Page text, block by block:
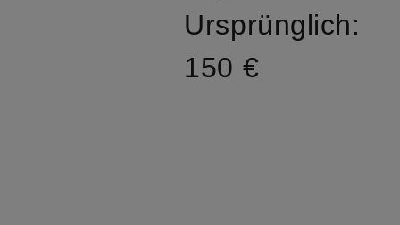
Ursprünglich:
150 €